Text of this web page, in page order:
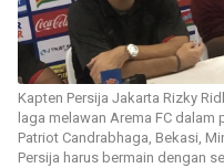
Kapten Persija Jakarta Rizky
laga melawan Arema FC
Patriot Candrabhaga, Bekasi,
Persija harus bermain dengan